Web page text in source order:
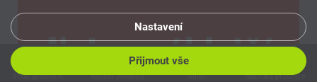
Volat prodejce Napsat prodejci Sdílet Nabídka prodejce
Inzerovat Mé hledání Porovnávač Oblíbené
Nastavení
Přijmout vše